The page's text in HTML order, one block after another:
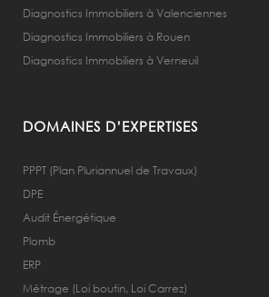
Diagnostics Immobiliers à Valenciennes
Diagnostics Immobiliers à Rouen
Diagnostics Immobiliers à Verneuil
DOMAINES D’EXPERTISES
PPPT (Plan Pluriannuel de Travaux)
DPE
Audit Énergétique
Plomb
ERP
Métrage (Loi boutin, Loi Carrez)